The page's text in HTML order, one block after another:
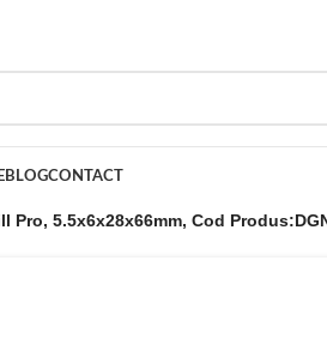
BLOGCONTACT
Pro, 5.5x6x28x66mm, Cod